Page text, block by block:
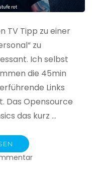
TV Tipp zu einer
zu
Ich selbst
die 45min
Links
Das Opensource
das kurz …
zu